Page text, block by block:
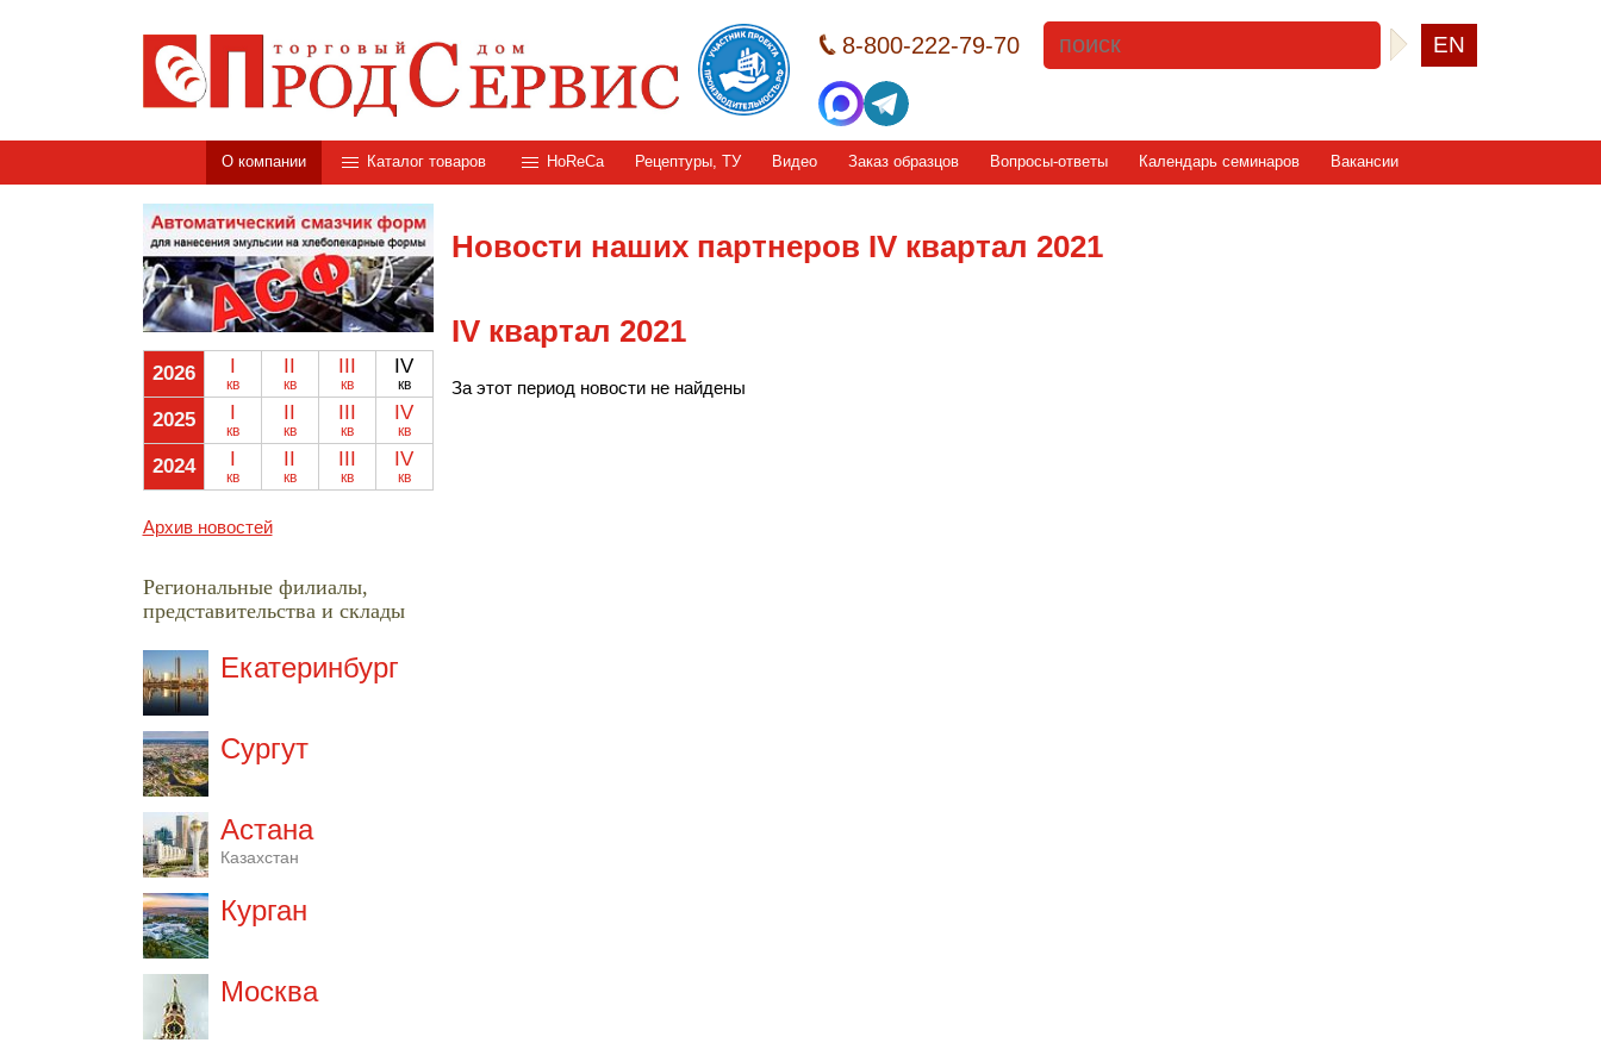
8-800-222-79-70 EN
О компании Каталог товаров HoReCa Рецептуры, ТУ Видео Заказ образцов Вопросы-ответы Календарь семинаров Вакансии
2026 I
кв
II
кв
III
кв
IV
кв
2025 I
кв
II
кв
III
кв
IV
кв
2024 I
кв
II
кв
III
кв
IV
кв
Архив новостей
Региональные филиалы,
представительства и склады
Екатеринбург
Сургут
Астана
Казахстан
Курган
Москва
Новости наших партнеров IV квартал 2021
IV квартал 2021
За этот период новости не найдены